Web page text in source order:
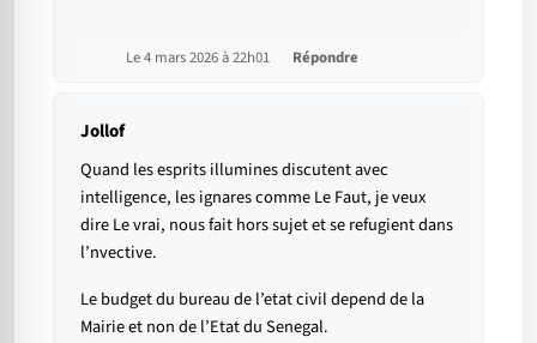
Le 4 mars 2026 à 22h01 Répondre
Jollof
Quand les esprits illumines discutent avec
intelligence, les ignares comme Le Faut, je veux
dire Le vrai, nous fait hors sujet et se refugient dans
l’nvective.
Le budget du bureau de l’etat civil depend de la
Mairie et non de l’Etat du Senegal.